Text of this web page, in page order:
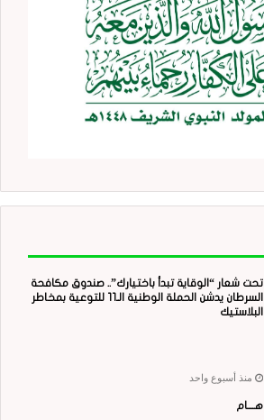
تحت شعار “الوقاية تبدأ باختيارك”.. صندوق مكافحة
السرطان يدشن الحملة الوطنية الـ11 للتوعية بمخاطر
البلاستيك
منذ أسبوع واحد
هــــام